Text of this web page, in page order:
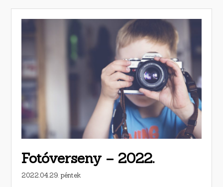
Fotóverseny – 2022.
2022.04.29. péntek